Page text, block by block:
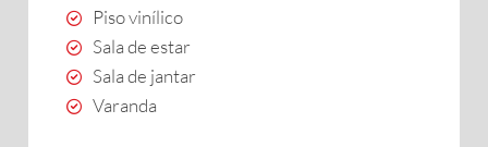
Piso vinílico
Sala de estar
Sala de jantar
Varanda